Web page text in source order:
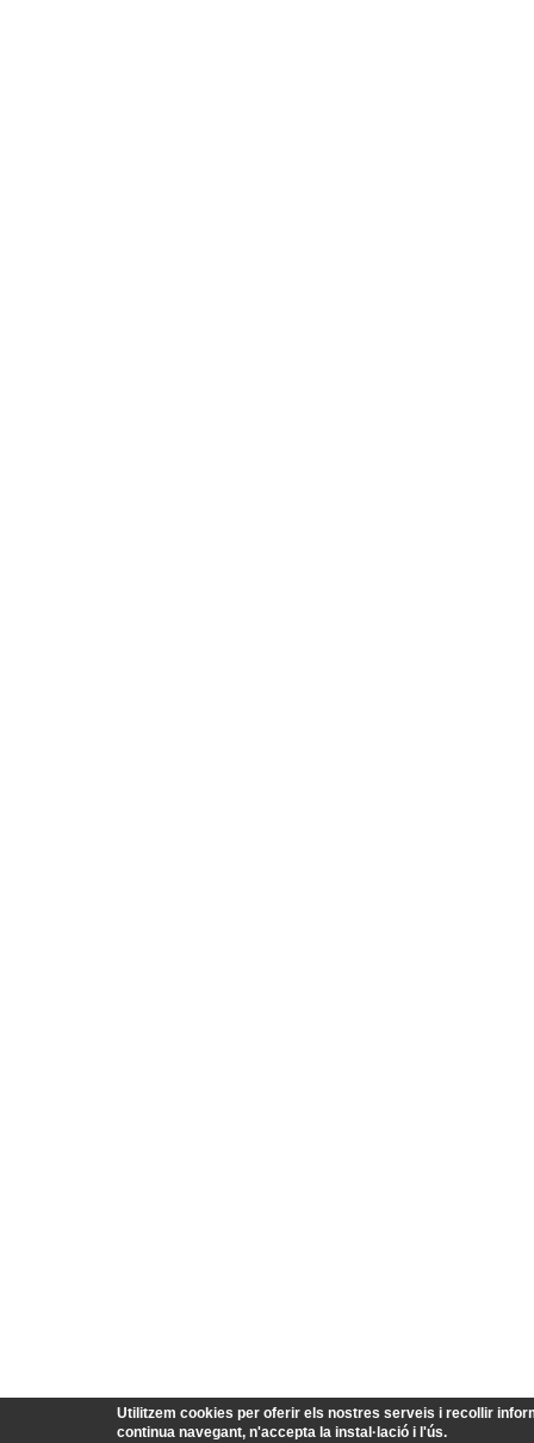
Utilitzem cookies per oferir els nostres serveis i recollir
continua navegant, n'accepta la instal·lació i l'ús.